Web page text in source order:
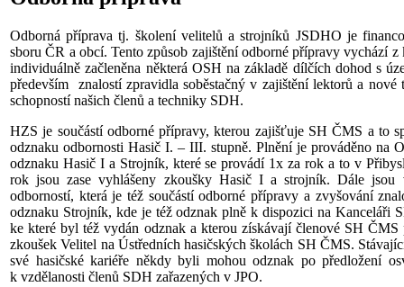
Odborná příprava tj. školení velitelů a strojníků JSDHO je
sboru ČR a obcí. Tento způsob zajištění odborné přípravy vychází
individuálně začleněna některá OSH na základě dílčích dohod s
především znalostí zpravidla soběstačný v zajištění lektorů a
schopností našich členů a techniky SDH.
HZS je součástí odborné přípravy, kterou zajišťuje SH ČMS a to
odznaku odbornosti Hasič I. – III. stupně. Plnění je prováděno
odznaku Hasič I a Strojník, které se provádí 1x za rok a to v
rok jsou zase vyhlášeny zkoušky Hasič I a strojník. Dále jsou
odborností, která je též součástí odborné přípravy a zvyšování
odznaku Strojník, kde je též odznak plně k dispozici na Kanceláři
ke které byl též vydán odznak a kterou získávají členové SH
zkoušek Velitel na Ústředních hasičských školách SH ČMS.
své hasičské kariéře někdy byli mohou odznak po předložení
k vzdělanosti členů SDH zařazených v JPO.